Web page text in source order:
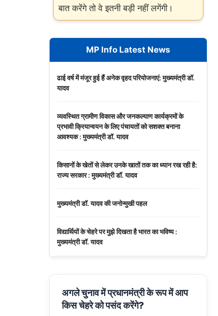
बात करेंगे तो वे इतनी बड़ी नहीं लगेंगी।
MP Info Latest News
ढाई वर्ष में मंजूर हुई हैं अनेक वृहद परियोजनाएं: मुख्यमंत्री डॉ.
यादव
व्यवस्थित ग्रामीण विकास और जनकल्याण कार्यक्रमों के
प्रभावी क्रियान्वयन के लिए पंचायतों को सशक्त बनाना
आवश्यक : मुख्यमंत्री डॉ. यादव
किसानों के खेतों से लेकर उनके खातों तक का ध्यान रख रही है:
राज्य सरकार : मुख्यमंत्री डॉ. यादव
मुख्यमंत्री डॉ. यादव की जनोन्मुखी पहल
विद्यार्थियों के चेहरे पर मुझे दिखता है भारत का भविष्य :
मुख्यमंत्री डॉ. यादव
मुख्यमंत्री डॉ. मोहन यादव ने नर्मदापुरम में आयोजित बलराम
कृषि महोत्सव को मंत्रालय से वीडियो कॉन्फ्रेंसिंग से संबोधित
अगले चुनाव में प्रधानमंत्री के रूप में आप
किस चेहरे को पसंद करेंगे?